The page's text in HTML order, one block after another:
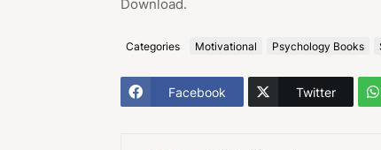
Download.
Categories Motivational Psychology Books
Facebook Twitter